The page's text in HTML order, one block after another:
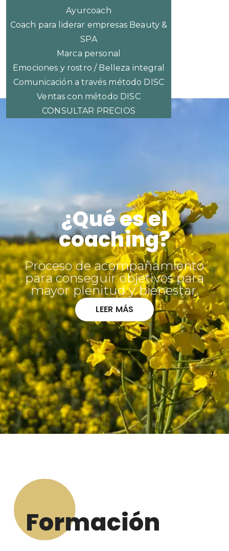
Ayurcoach
Coach para liderar empresas Beauty &
SPA
Marca personal
Emociones y rostro / Belleza integral
Comunicación a través método DISC
Ventas con método DISC
CONSULTAR PRECIOS
¿Qué es el
coaching?
Proceso de acompañamiento
para conseguir objetivos para
mayor plenitud y bienestar.
LEER MÁS
Formación